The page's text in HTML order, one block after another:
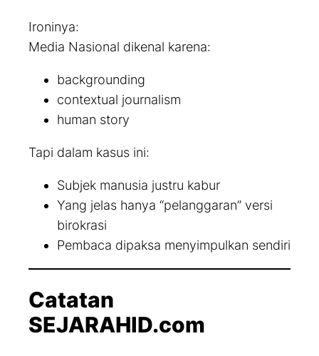
Ironinya:
Media Nasional dikenal karena:
backgrounding
contextual journalism
human story
Tapi dalam kasus ini:
Subjek manusia justru kabur
Yang jelas hanya “pelanggaran” versi
birokrasi
Pembaca dipaksa menyimpulkan sendiri
Catatan
SEJARAHID.com